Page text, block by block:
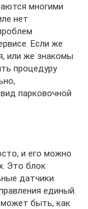
многими
нет
Если же
или же знакомы
процедуру
парковочной
и его можно
Это блок
датчики.
единый.
быть, как